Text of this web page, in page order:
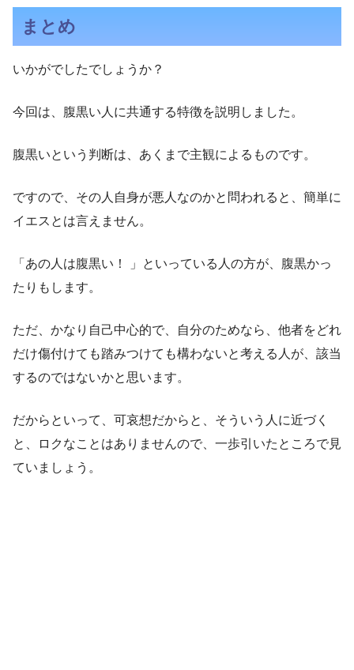
まとめ
いかがでしたでしょうか？
今回は、腹黒い人に共通する特徴を説明しました。
腹黒いという判断は、あくまで主観によるものです。
ですので、その人自身が悪人なのかと問われると、簡単に
イエスとは言えません。
「あの人は腹黒い！ 」といっている人の方が、腹黒かっ
たりもします。
ただ、かなり自己中心的で、自分のためなら、他者をどれ
だけ傷付けても踏みつけても構わないと考える人が、該当
するのではないかと思います。
だからといって、可哀想だからと、そういう人に近づく
と、ロクなことはありませんので、一歩引いたところで見
ていましょう。